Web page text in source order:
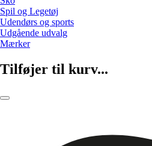
Spil og Legetøj
Udendørs og sports
Udgående udvalg
Mærker
Tilføjer til kurv...